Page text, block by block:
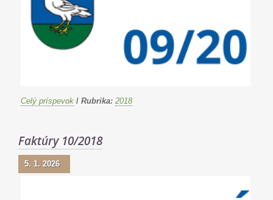
Celý príspevok / Rubrika: 2018
Faktúry 10/2018
5. 1. 2026